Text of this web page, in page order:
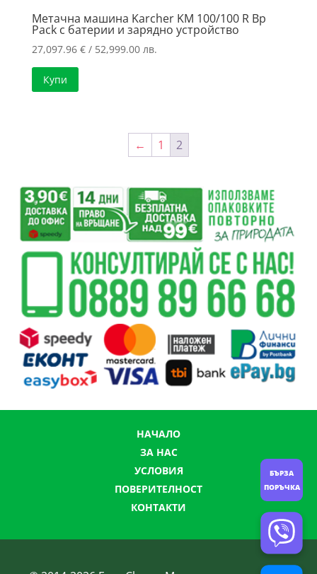
Метачна машина Karcher KM 100/100 R Bp
Pack с батерии и зарядно устройство
27,097.96 €/ 52,999.00 лв.
Купи
← 1 2
НАЧАЛО
ЗА НАС
УСЛОВИЯ
ПОВЕРИТЕЛНОСТ
КОНТАКТИ
БЪРЗА
ПОРЪЧКА